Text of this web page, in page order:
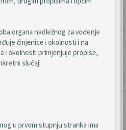
organa nadležnog za vođenje
činjenice i okolnosti i na
i okolnosti primjenjuje propise,
slučaj.
u prvom stupnju stranka ima